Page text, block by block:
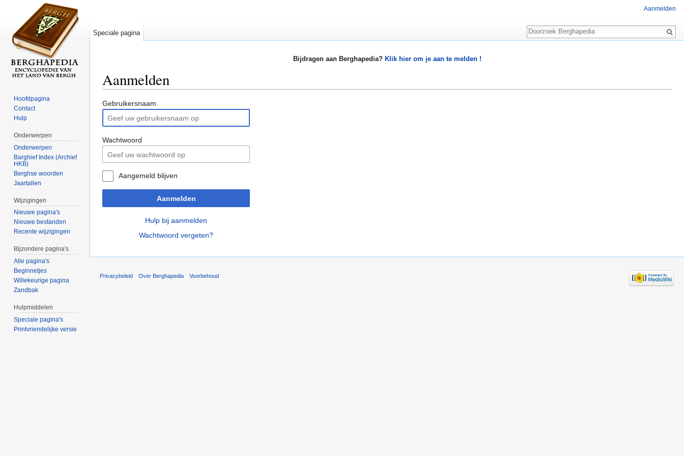
Bijdragen aan Berghapedia? Klik hier om je aan te melden !
Aanmelden
Gebruikersnaam
Wachtwoord
Aangemeld blijven
Aanmelden
Hulp bij aanmelden
Wachtwoord vergeten?
Aanmelden
Speciale pagina
Zoeken
Hoofdpagina
Contact
Hulp
Onderwerpen
Onderwerpen
Barghief Index (Archief
HKB)
Berghse woorden
Jaartallen
Wijzigingen
Nieuwe pagina's
Nieuwe bestanden
Recente wijzigingen
Bijzondere pagina's
Alle pagina's
Beginnetjes
Willekeurige pagina
Zandbak
Hulpmiddelen
Speciale pagina's
Printvriendelijke versie
Privacybeleid Over Berghapedia Voorbehoud